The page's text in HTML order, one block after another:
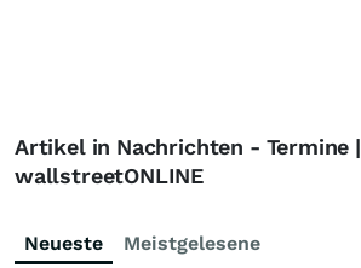
Artikel in Nachrichten - Termine |
wallstreetONLINE
Neueste Meistgelesene